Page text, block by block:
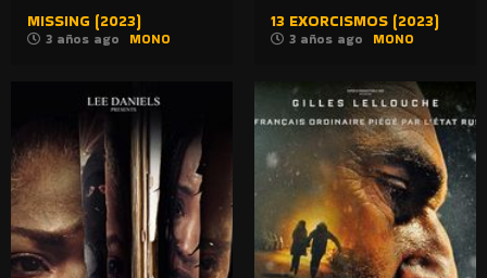
MISSING (2023)
3 años ago MONO
13 EXORCISMOS (2023)
3 años ago MONO